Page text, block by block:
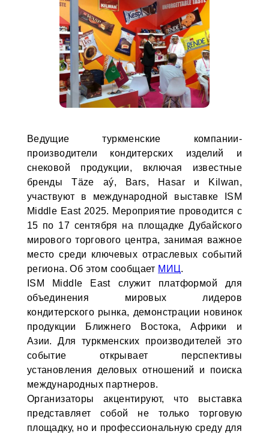
Ведущие туркменские компании-
производители кондитерских изделий и
снековой продукции, включая известные
бренды Täze aý, Bars, Hasar и Kilwan,
участвуют в международной выставке ISM
Middle East 2025. Мероприятие проводится с
15 по 17 сентября на площадке Дубайского
мирового торгового центра, занимая важное
место среди ключевых отраслевых событий
региона. Об этом сообщает МИЦ .
ISM Middle East служит платформой для
объединения мировых лидеров
кондитерского рынка, демонстрации новинок
продукции Ближнего Востока, Африки и
Азии. Для туркменских производителей это
событие открывает перспективы
установления деловых отношений и поиска
международных партнеров.
Организаторы акцентируют, что выставка
представляет собой не только торговую
площадку, но и профессиональную среду для